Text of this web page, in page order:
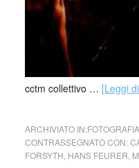
cctm collettivo … [Leggi
ARCHIVIATO IN:FOTOGRAFIA
CONTRASSEGNATO CON:
FORSYTH HANS FEURER